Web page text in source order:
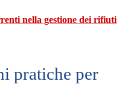
nella gestione dei rifiuti
pratiche per